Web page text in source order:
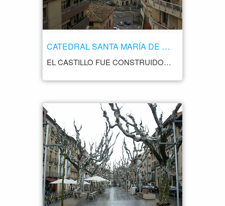
CATEDRAL SANTA MARÍA DE LA ASUNCIÓN
EL CASTILLO FUE CONSTRUIDO EN EL SIGLO XI POR LOS MUSULMANES Y POSTERIORMENTE FUE CONQUISTADO POR EL REY SANCHO RAMÍREZ EN EL AÑO 1083, CONVIRTIÉNDOSE EN PARTE DEL REINO DE ARAGÓN. FUE UNA PIEZA CLAVE EN LA DEFENSA DE LA ZONA DURANTE LA RECONQUISTA. SE UBICA EN LO ALTO DE UNA COLINA, DESDE DONDE OFRECE UNAS VISTAS IMPRESIONANTES DEL ENTORNO, INCLUIDO EL VALLE DEL RÍO CINCA Y EL PIRINEO. EL CASTILLO HA SIDO RESTAURADO Y CONSERVA SU ESTRUCTURA ORIGINAL, CON MURALLAS, TORRES Y UN PATIO DE ARMAS. EN SU INTERIOR ALBERGA UN CENTRO DE INTERPRETACIÓN QUE PERMITE A LOS VISITANTES CONOCER MÁS SOBRE LA HISTORIA Y LA IMPORTANCIA ESTRATÉGICA DE ESTA FORTALEZA.